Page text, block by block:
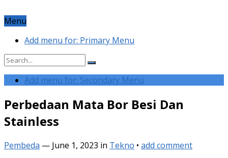
Menu
Add menu for: Primary Menu
Add menu for: Secondary Menu
Perbedaan Mata Bor Besi Dan
Stainless
Pembeda — June 1, 2023 in Tekno • add comment